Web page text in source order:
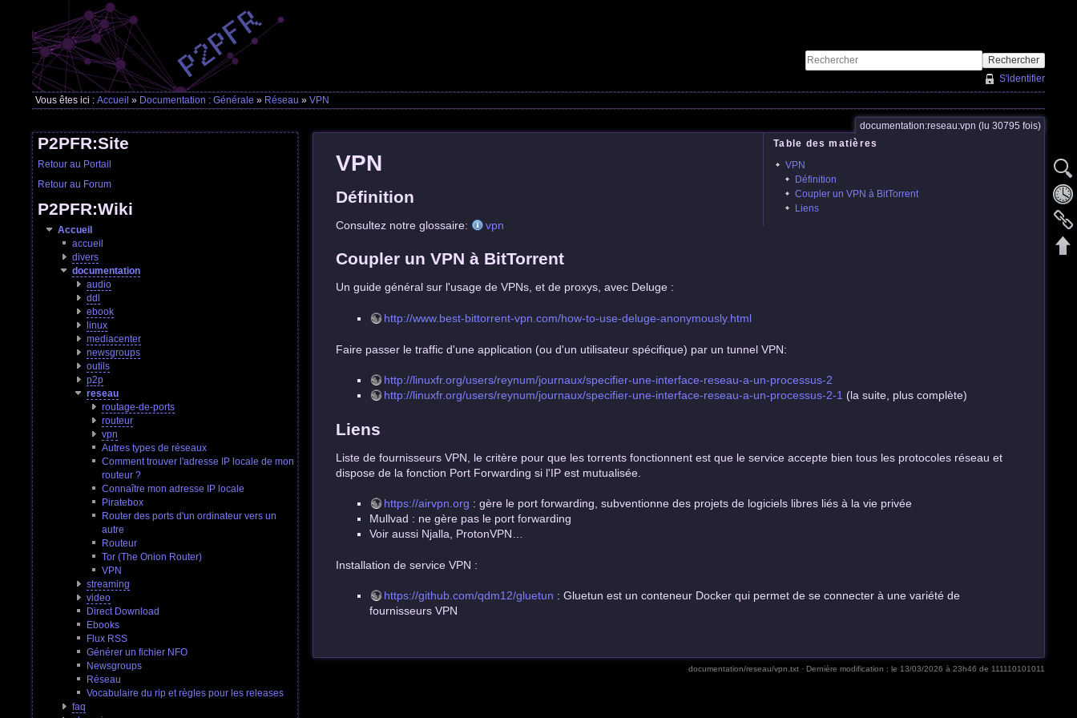
Rechercher
S'identifier
Vous êtes ici :Accueil » Documentation : Générale » Réseau »VPN
P2PFR:Site
Retour au Portail
Retour au Forum
P2PFR:Wiki
Accueil
accueil
divers
documentation
audio
ddl
ebook
linux
mediacenter
newsgroups
outils
p2p
reseau
routage-de-ports
routeur
vpn
Autres types de réseaux
Comment trouver l'adresse IP locale de mon
routeur ?
Connaître mon adresse IP locale
Piratebox
Router des ports d'un ordinateur vers un
autre
Routeur
Tor (The Onion Router)
VPN
streaming
video
Direct Download
Ebooks
Flux RSS
Générer un fichier NFO
Newsgroups
Réseau
Vocabulaire du rip et règles pour les releases
faq
documentation:reseau:vpn (lu 30795 fois)
Table des matières
VPN
Définition
Coupler un VPN à BitTorrent
Liens
VPN
Définition
Consultez notre glossaire: vpn
Coupler un VPN à BitTorrent
Un guide général sur l'usage de VPNs, et de proxys, avec Deluge :
http://www.best-bittorrent-vpn.com/how-to-use-deluge-anonymously.html
Faire passer le traffic d'une application (ou d'un utilisateur spécifique) par un tunnel VPN:
http://linuxfr.org/users/reynum/journaux/specifier-une-interface-reseau-a-un-processus-2
http://linuxfr.org/users/reynum/journaux/specifier-une-interface-reseau-a-un-processus-2-1 (la suite, plus complète)
Liens
Liste de fournisseurs VPN, le critère pour que les torrents fonctionnent est que le service accepte bien tous les protocoles réseau et
dispose de la fonction Port Forwarding si l'IP est mutualisée.
https://airvpn.org : gère le port forwarding, subventionne des projets de logiciels libres liés à la vie privée
Mullvad : ne gère pas le port forwarding
Voir aussi Njalla, ProtonVPN…
Installation de service VPN :
https://github.com/qdm12/gluetun : Gluetun est un conteneur Docker qui permet de se connecter à une variété de
fournisseurs VPN
documentation/reseau/vpn.txt · Dernière modification : le 13/03/2026 à 23h46 de 111110101011